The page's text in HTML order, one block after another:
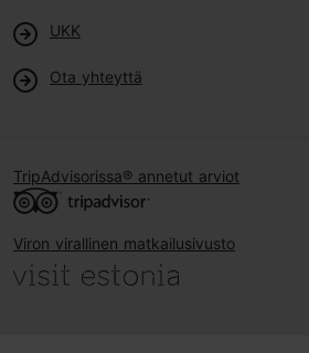
UKK
Ota yhteyttä
TripAdvisorissa® annetut arviot
Viron virallinen matkailusivusto